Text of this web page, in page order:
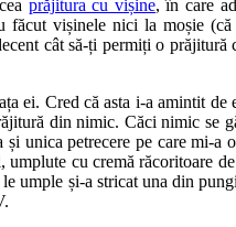
prăjitura cu vișine, în care
făcut vișinele nici la moșie
cât să-ți permiți o prăjitură
ei. Cred că asta i-a amintit de
din nimic. Căci nimic se
unica petrecere pe care mi-a
cu cremă răcoritoare
umple și-a stricat una din